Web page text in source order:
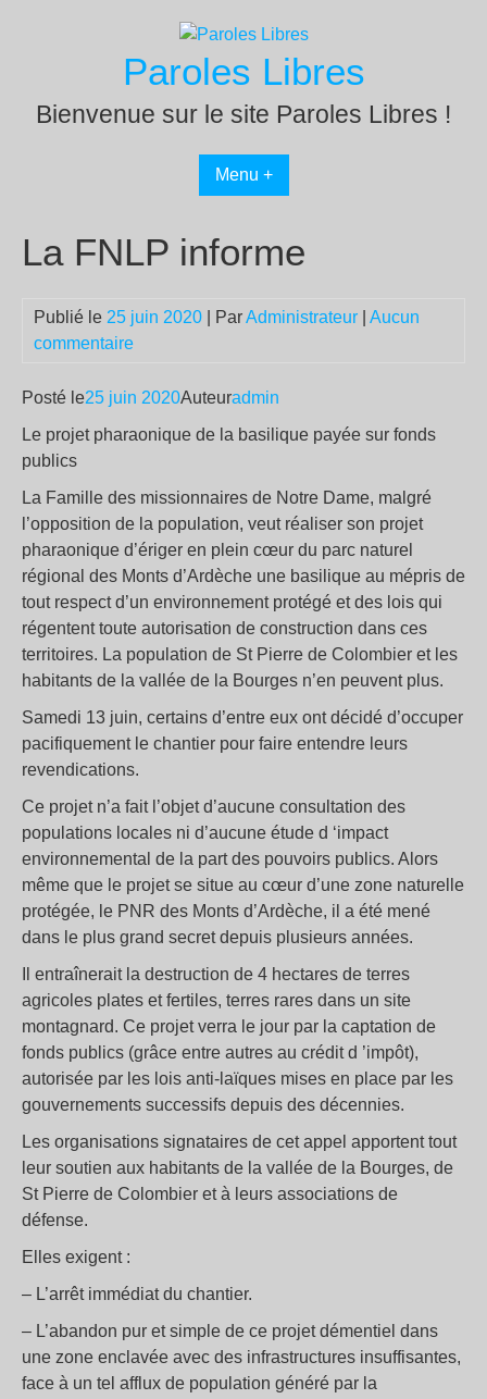
Paroles Libres
Bienvenue sur le site Paroles Libres !
Menu +
La FNLP informe
Publié le 25 juin 2020 | ParAdministrateur
Aucun
commentaire
Posté le25 juin 2020Auteuradmin
Le projet pharaonique de la basilique payée sur fonds
publics
La Famille des missionnaires de Notre Dame, malgré
l’opposition de la population, veut réaliser son projet
pharaonique d’ériger en plein cœur du parc naturel
régional des Monts d’Ardèche une basilique au mépris de
tout respect d’un environnement protégé et des lois qui
régentent toute autorisation de construction dans ces
territoires. La population de St Pierre de Colombier et les
habitants de la vallée de la Bourges n’en peuvent plus.
Samedi 13 juin, certains d’entre eux ont décidé d’occuper
pacifiquement le chantier pour faire entendre leurs
revendications.
Ce projet n’a fait l’objet d’aucune consultation des
populations locales ni d’aucune étude d ‘impact
environnemental de la part des pouvoirs publics. Alors
même que le projet se situe au cœur d’une zone naturelle
protégée, le PNR des Monts d’Ardèche, il a été mené
dans le plus grand secret depuis plusieurs années.
Il entraînerait la destruction de 4 hectares de terres
agricoles plates et fertiles, terres rares dans un site
montagnard. Ce projet verra le jour par la captation de
fonds publics (grâce entre autres au crédit d ’impôt),
autorisée par les lois anti-laïques mises en place par les
gouvernements successifs depuis des décennies.
Les organisations signataires de cet appel apportent tout
leur soutien aux habitants de la vallée de la Bourges, de
St Pierre de Colombier et à leurs associations de
défense.
Elles exigent :
– L’arrêt immédiat du chantier.
– L’abandon pur et simple de ce projet démentiel dans
une zone enclavée avec des infrastructures insuffisantes,
face à un tel afflux de population généré par la